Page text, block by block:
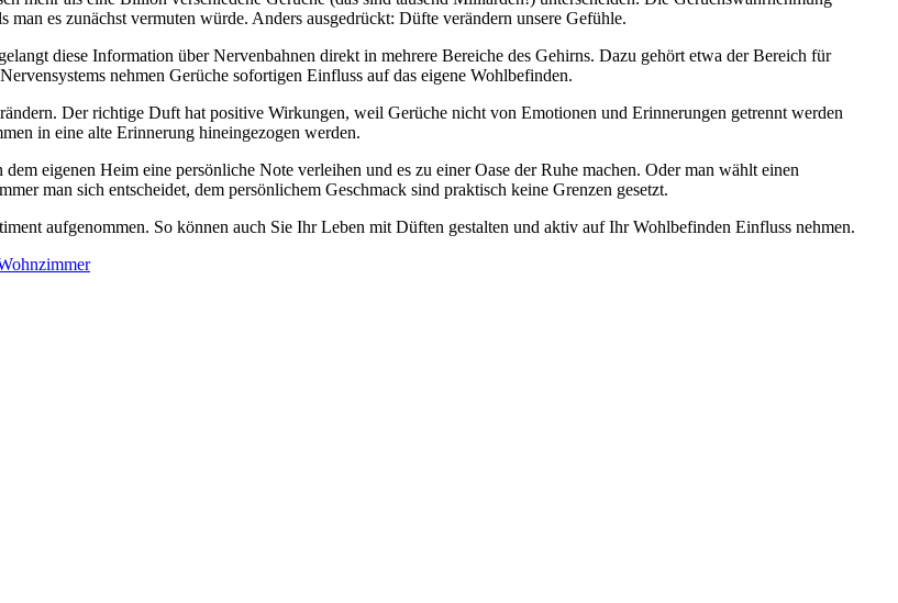
es zunächst vermuten würde. Anders ausgedrückt: Düfte verändern unsere Gefühle.
diese Information über Nervenbahnen direkt in mehrere Bereiche des Gehirns. Dazu gehört etwa der Bereich für
nehmen Gerüche sofortigen Einfluss auf das eigene Wohlbefinden.
Der richtige Duft hat positive Wirkungen, weil Gerüche nicht von Emotionen und Erinnerungen getrennt werden
in eine alte Erinnerung hineingezogen werden.
eigenen Heim eine persönliche Note verleihen und es zu einer Oase der Ruhe machen. Oder man wählt einen
man sich entscheidet, dem persönlichem Geschmack sind praktisch keine Grenzen gesetzt.
aufgenommen. So können auch Sie Ihr Leben mit Düften gestalten und aktiv auf Ihr Wohlbefinden Einfluss nehmen.